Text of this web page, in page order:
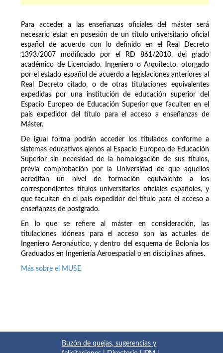
Para acceder a las enseñanzas oficiales del máster será
necesario estar en posesión de un título universitario oficial
español de acuerdo con lo definido en el Real Decreto
1393/2007 modificado por el RD 861/2010, del grado
académico de Licenciado, Ingeniero o Arquitecto, otorgado
por el estado español de acuerdo a legislaciones anteriores al
Real Decreto citado, o de otras titulaciones equivalentes
expedidas por una institución de educación superior del
Espacio Europeo de Educación Superior que faculten en el
país expedidor del título para el acceso a enseñanzas de
Máster.
De igual forma podrán acceder los titulados conforme a
sistemas educativos ajenos al Espacio Europeo de Educación
Superior sin necesidad de la homologación de sus títulos,
previa comprobación por la Universidad de que aquellos
acreditan un nivel de formación equivalente a los
correspondientes títulos universitarios oficiales españoles, y
que facultan en el país expedidor del título para el acceso a
enseñanzas de postgrado.
En lo que se refiere al máster en consideración, las
titulaciones idóneas para el acceso son las actuales de
Ingeniero Aeronáutico, y dentro del esquema de Bolonia los
Graduados en Ingeniería Aeroespacial o en disciplinas afines.
Más sobre el MUSE
Buzón de quejas, sugerencias y